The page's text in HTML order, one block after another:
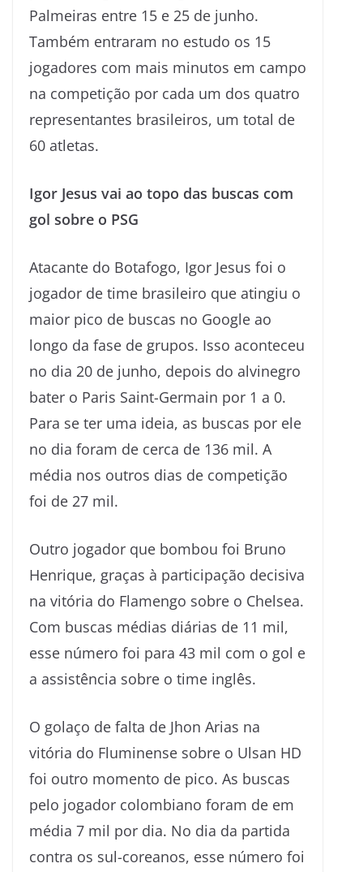
Palmeiras entre 15 e 25 de junho.
Também entraram no estudo os 15
jogadores com mais minutos em campo
na competição por cada um dos quatro
representantes brasileiros, um total de
60 atletas.
Igor Jesus vai ao topo das buscas com
gol sobre o PSG
Atacante do Botafogo, Igor Jesus foi o
jogador de time brasileiro que atingiu o
maior pico de buscas no Google ao
longo da fase de grupos. Isso aconteceu
no dia 20 de junho, depois do alvinegro
bater o Paris Saint-Germain por 1 a 0.
Para se ter uma ideia, as buscas por ele
no dia foram de cerca de 136 mil. A
média nos outros dias de competição
foi de 27 mil.
Outro jogador que bombou foi Bruno
Henrique, graças à participação decisiva
na vitória do Flamengo sobre o Chelsea.
Com buscas médias diárias de 11 mil,
esse número foi para 43 mil com o gol e
a assistência sobre o time inglês.
O golaço de falta de Jhon Arias na
vitória do Fluminense sobre o Ulsan HD
foi outro momento de pico. As buscas
pelo jogador colombiano foram de em
média 7 mil por dia. No dia da partida
contra os sul-coreanos, esse número foi